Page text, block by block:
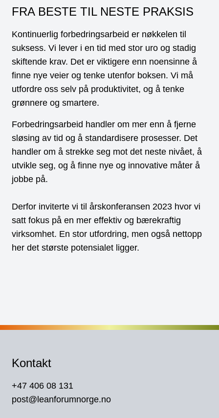
FRA BESTE TIL NESTE PRAKSIS
Kontinuerlig forbedringsarbeid er nøkkelen til
suksess. Vi lever i en tid med stor uro og stadig
skiftende krav. Det er viktigere enn noensinne å
finne nye veier og tenke utenfor boksen. Vi må
utfordre oss selv på produktivitet, og å tenke
grønnere og smartere.
Forbedringsarbeid handler om mer enn å fjerne
sløsing av tid og å standardisere prosesser. Det
handler om å strekke seg mot det neste nivået, å
utvikle seg, og å finne nye og innovative måter å
jobbe på.
Derfor inviterte vi til årskonferansen 2023 hvor vi
satt fokus på en mer effektiv og bærekraftig
virksomhet. En stor utfordring, men også nettopp
her det største potensialet ligger.
Kontakt
+47 406 08 131
post@leanforumnorge.no